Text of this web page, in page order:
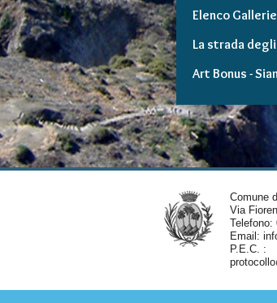
Elenco Gallerie
La strada
Art Bonus -
Comune
Via
Telefono:
Email:
P.E.C. :